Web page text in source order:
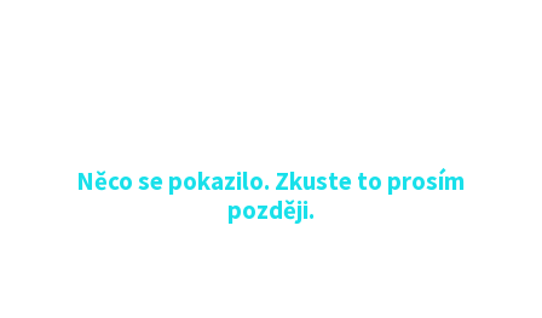
Něco se pokazilo. Zkuste to prosím
později.